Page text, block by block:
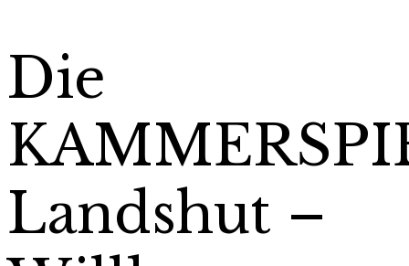
Die
Landshut –